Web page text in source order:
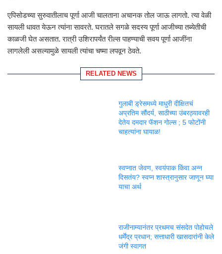
एपिसोडच्या सुरुवातीलाच पूर्णा आजी चालताना अचानक तोल जाऊ लागतो. त्या वेळी
सायली धावत येऊन त्यांना सावरते. घरातले सगळे सदस्य पूर्णा आजीच्या तब्येतीची
काळजी घेत असतात. रात्री उशिरापर्यंत रील्स पाहण्याची सवय पूर्णा आजींना
लागलेली असल्यामुळे सायली त्यांचा चष्मा लपवून ठेवते.
RELATED NEWS
गुलाबी ड्रेसमध्ये माधुरी दीक्षितचं
अप्रतिम सौंदर्य, साठीच्या उंबरठ्यावरही
देतेय दमदार फॅशन गोल्स ; 5 फोटोंनी
चाहत्यांना घायाळ!
स्वप्नात जेवण, स्वयंपाक किंवा अन्न
दिसतंय? स्वप्न शास्त्रानुसार जाणून घ्या
याचा अर्थ
राजीनाम्यानंतर प्रथमच संसदेत पोहोचले
धर्मेंद्र प्रधान; सत्ताधारी खासदारांनी केले
जंगी स्वागत